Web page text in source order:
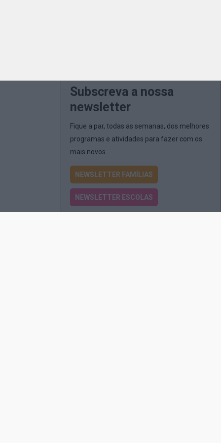
Subscreva a nossa
newsletter
Fique a par, todas as semanas, dos melhores
programas e atividades para fazer com os
mais novos
NEWSLETTER FAMÍLIAS
NEWSLETTER ESCOLAS